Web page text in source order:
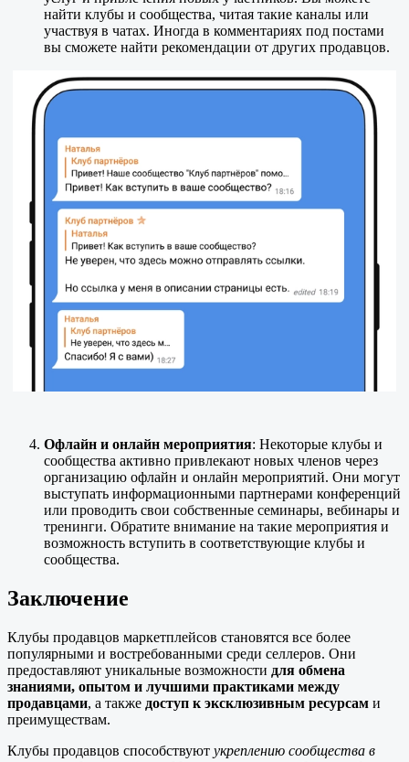
найти клубы и сообщества, читая такие каналы или
участвуя в чатах. Иногда в комментариях под постами
вы сможете найти рекомендации от других продавцов.
Офлайн и онлайн мероприятия: Некоторые клубы и
сообщества активно привлекают новых членов через
организацию офлайн и онлайн мероприятий. Они могут
выступать информационными партнерами конференций
или проводить свои собственные семинары, вебинары и
тренинги. Обратите внимание на такие мероприятия и
возможность вступить в соответствующие клубы и
сообщества.
Заключение
Клубы продавцов маркетплейсов становятся все более
популярными и востребованными среди селлеров. Они
предоставляют уникальные возможности для обмена
знаниями, опытом и лучшими практиками между
продавцами, а также доступ к эксклюзивным ресурсам и
преимуществам.
Клубы продавцов способствуют укреплению сообщества в